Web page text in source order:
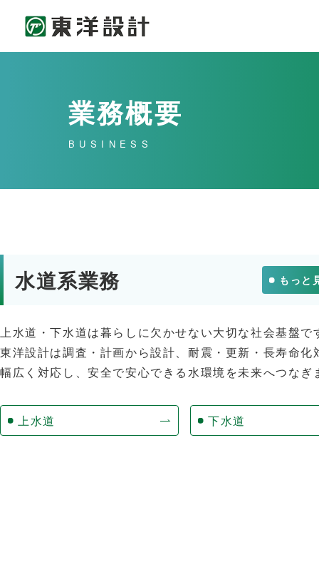
業務概要
BUSINESS
水道系業務 もっと
上水道・下水道は暮らしに欠かせない大切な社会基盤で
東洋設計は調査・計画から設計、耐震・更新・長寿命化
幅広く対応し、安全で安心できる水環境を未来へつなぎ
上水道 下水道